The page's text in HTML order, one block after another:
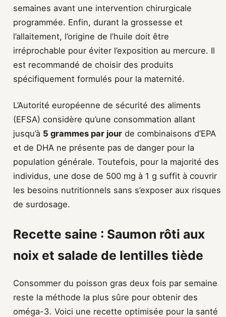
semaines avant une intervention chirurgicale
programmée. Enfin, durant la grossesse et
l’allaitement, l’origine de l’huile doit être
irréprochable pour éviter l’exposition au mercure. Il
est recommandé de choisir des produits
spécifiquement formulés pour la maternité.
L’Autorité européenne de sécurité des aliments
(EFSA) considère qu’une consommation allant
jusqu’à 5 grammes par jour de combinaisons d’EPA
et de DHA ne présente pas de danger pour la
population générale. Toutefois, pour la majorité des
individus, une dose de 500 mg à 1 g suffit à couvrir
les besoins nutritionnels sans s’exposer aux risques
de surdosage.
Recette saine : Saumon rôti aux
noix et salade de lentilles tiède
Consommer du poisson gras deux fois par semaine
reste la méthode la plus sûre pour obtenir des
oméga-3. Voici une recette optimisée pour la santé